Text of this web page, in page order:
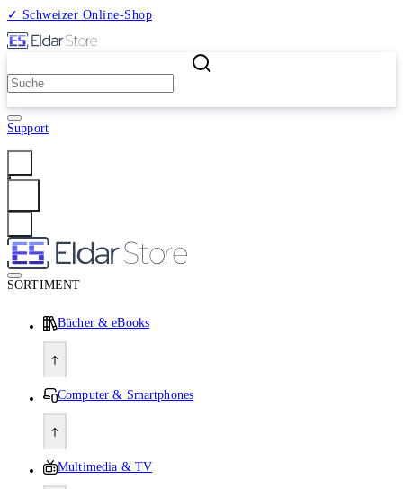
✓ Schweizer Online-Shop
Support
SORTIMENT
Bücher & eBooks
Computer & Smartphones
Multimedia & TV